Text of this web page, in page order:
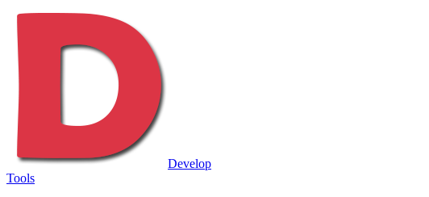
Develop
Tools